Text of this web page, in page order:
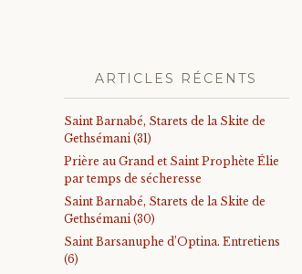
ARTICLES RÉCENTS
Saint Barnabé, Starets de la Skite de
Gethsémani (31)
Prière au Grand et Saint Prophète Élie
par temps de sécheresse
Saint Barnabé, Starets de la Skite de
Gethsémani (30)
Saint Barsanuphe d’Optina. Entretiens
(6)